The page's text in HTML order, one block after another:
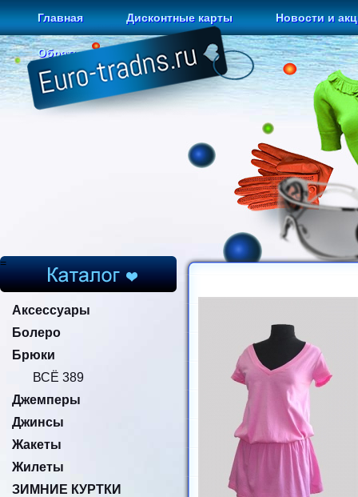
Главная Дисконтные карты Новости и
Обратная связь
=
Аксессуары
Болеро
Брюки
ВСЁ 389
Джемперы
Джинсы
Жакеты
Жилеты
ЗИМНИЕ КУРТКИ